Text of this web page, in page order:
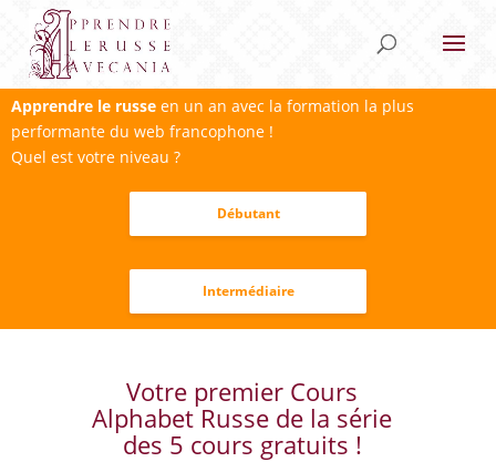
Apprendre le russe en un an avec la formation la plus
performante du web francophone !
Quel est votre niveau ?
Débutant
Intermédiaire
Votre premier Cours
Alphabet Russe de la série
des 5 cours gratuits !